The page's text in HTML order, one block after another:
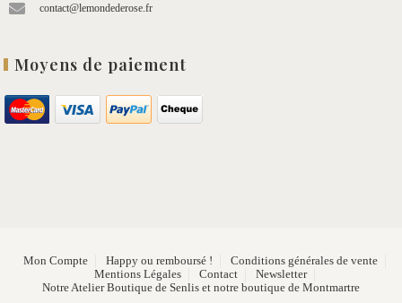
contact@lemondederose.fr
Moyens de paiement
Mon Compte Happy ou remboursé !
Conditions générales de vente
Mentions Légales
Contact
Newsletter
Notre Atelier Boutique de Senlis et notre boutique de Montmartre